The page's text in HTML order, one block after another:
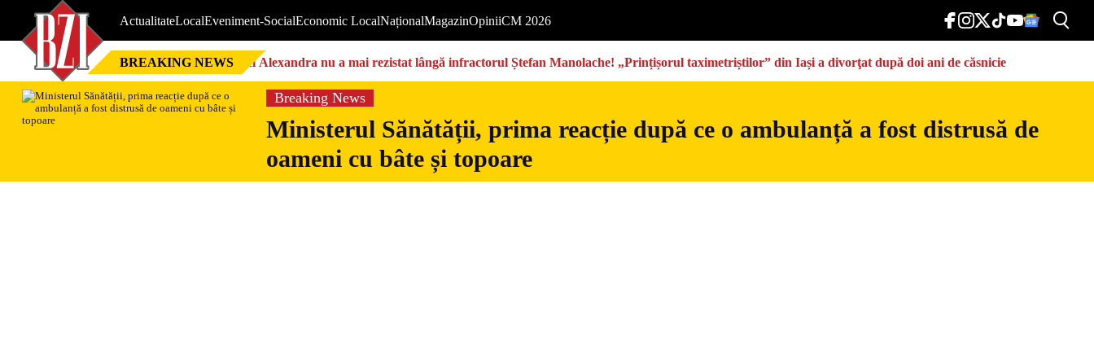
ActualitateLocalEveniment-SocialEconomic LocalNaționalMagazinOpiniiCM 2026
BREAKING NEWS Nici Alexandra nu a mai rezistat lângă infractorul Ștefan Manolache! „Prințișorul taximetriștilor” din Iași a divorţat după doi ani de căsnicie
Breaking News
Ministerul Sănătății, prima reacție după ce o ambulanță a fost distrusă de
oameni cu bâte și topoare